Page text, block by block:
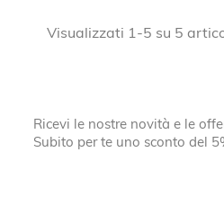
Visualizzati 1-5 su 5
Ricevi le nostre novità e le
Subito per te uno sconto del